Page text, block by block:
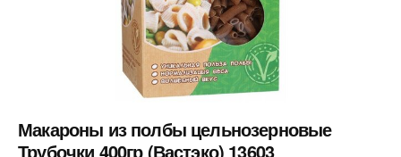
Макароны из полбы цельнозерновые
Трубочки 400гр (Вастэко) 13603